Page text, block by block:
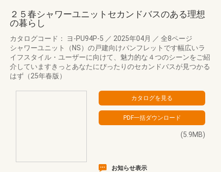
２５春シャワーユニットセカンドバスのある理想
の暮らし
カタログコード： ヨ-PU94P-5 ／ 2025年04月 ／ 全8ページ
シャワーユニット（NS）の戸建向けパンフレットです幅広いラ
イフスタイル・ユーザーに向けて、魅力的な４つのシーンをご紹
介していますきっとあなたにぴったりのセカンドバスが見つかる
はず（25年春版）
(5.9MB)
お知らせ表示